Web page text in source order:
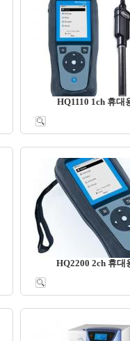
HQ1110 1ch 휴대
HQ2200 2ch 휴대